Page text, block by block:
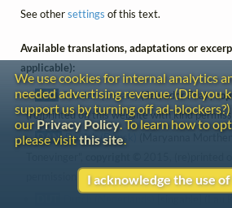
See othersettings of this text.
Available translations, adaptations or
applicable):
CAT Catalan (Català)(Salvador Pila) ,
(re)printed on this website with kind
DAN Danish (Dansk)
We use cookies for internal analytics
needed advertising revenue. (Did you
support us by turning off ad-blockers?)
our Privacy Policy. To learn how to
please visitthis site.
I acknowledge the use